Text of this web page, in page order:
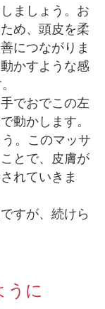
ましょう。お
め、頭皮を柔
につながりま
かすような感
でおでこの左
動かします。
。このマッサ
とで、皮膚が
れていきま
すが、続けら
うに